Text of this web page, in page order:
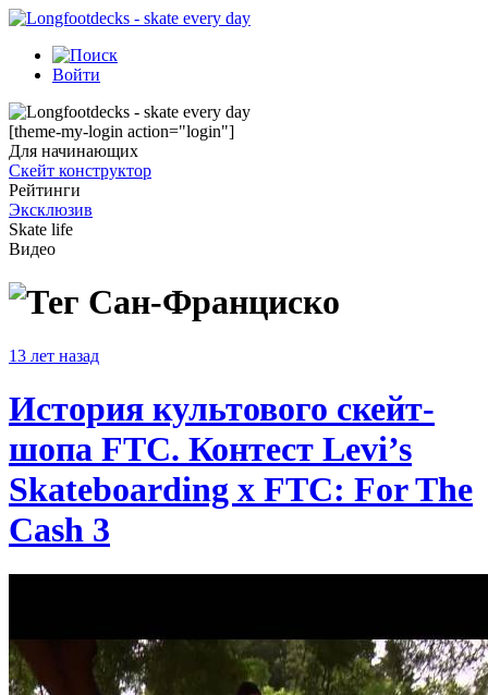
Войти
[theme-my-login action="login"]
Для начинающих
Скейт конструктор
Рейтинги
Эксклюзив
Skate life
Видео
Сан-Франциско
13 лет назад
История культового скейт-
шопа FTC. Контест Levi’s
Skateboarding x FTC: For The
Cash 3